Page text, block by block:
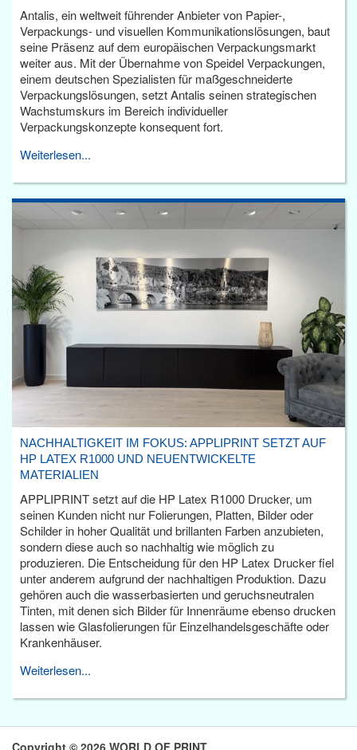
Antalis, ein weltweit führender Anbieter von Papier-,
Verpackungs- und visuellen Kommunikationslösungen, baut
seine Präsenz auf dem europäischen Verpackungsmarkt
weiter aus. Mit der Übernahme von Speidel Verpackungen,
einem deutschen Spezialisten für maßgeschneiderte
Verpackungslösungen, setzt Antalis seinen strategischen
Wachstumskurs im Bereich individueller
Verpackungskonzepte konsequent fort.
Weiterlesen...
NACHHALTIGKEIT IM FOKUS: APPLIPRINT SETZT AUF
HP LATEX R1000 UND NEUENTWICKELTE
MATERIALIEN
APPLIPRINT setzt auf die HP Latex R1000 Drucker, um
seinen Kunden nicht nur Folierungen, Platten, Bilder oder
Schilder in hoher Qualität und brillanten Farben anzubieten,
sondern diese auch so nachhaltig wie möglich zu
produzieren. Die Entscheidung für den HP Latex Drucker fiel
unter anderem aufgrund der nachhaltigen Produktion. Dazu
gehören auch die wasserbasierten und geruchsneutralen
Tinten, mit denen sich Bilder für Innenräume ebenso drucken
lassen wie Glasfolierungen für Einzelhandelsgeschäfte oder
Krankenhäuser.
Weiterlesen...